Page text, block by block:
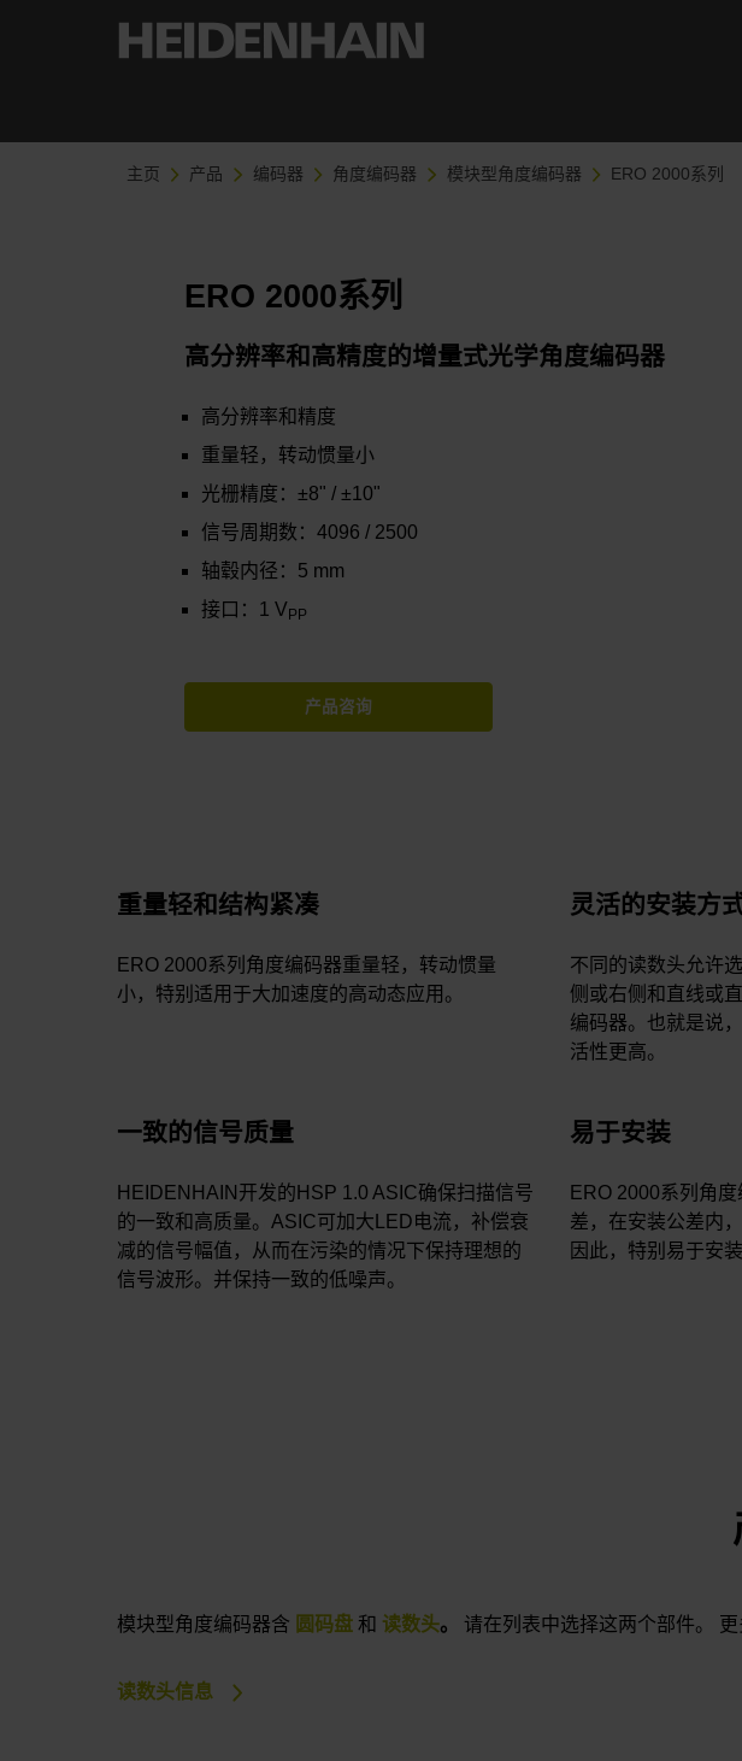
主页 产品 编码器 角度编码器 模块型角度编码器 ERO 2000系列
ERO 2000系列
高分辨率和高精度的增量式光学角度编码器
高分辨率和精度
重量轻，转动惯量小
光栅精度：±8" / ±10"
信号周期数：4096 / 2500
轴毂内径：5 mm
接口：1 V PP
产品咨询
重量轻和结构紧凑
ERO 2000系列角度编码器重量轻，转动惯量
小，特别适用于大加速度的高动态应用。
灵活的安装方
不同的读数头允许
侧或右侧和直线或
编码器。也就是说
活性更高。
一致的信号质量
HEIDENHAIN开发的HSP 1.0 ASIC确保扫描信号
的一致和高质量。ASIC可加大LED电流，补偿衰
减的信号幅值，从而在污染的情况下保持理想的
信号波形。并保持一致的低噪声。
易于安装
ERO 2000系列角
差，在安装公差内
因此，特别易于安装
模块型角度编码器含 圆码盘 和 读数头。 请在列表中选择这两个部件。
读数头信息